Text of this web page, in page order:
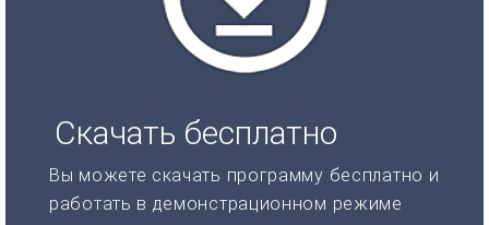
Скачать бесплатно
Вы можете скачать программу бесплатно и
работать в демонстрационном режиме